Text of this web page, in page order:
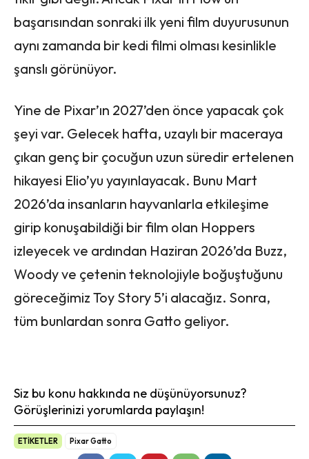
başarısından sonraki ilk yeni film duyurusunun
aynı zamanda bir kedi filmi olması kesinlikle
şanslı görünüyor.
Yine de Pixar’ın 2027’den önce yapacak çok
şeyi var. Gelecek hafta, uzaylı bir maceraya
çıkan genç bir çocuğun uzun süredir ertelenen
hikayesi Elio’yu yayınlayacak. Bunu Mart
2026’da insanların hayvanlarla etkileşime
girip konuşabildiği bir film olan Hoppers
izleyecek ve ardından Haziran 2026’da Buzz,
Woody ve çetenin teknolojiyle boğuştuğunu
göreceğimiz Toy Story 5’i alacağız. Sonra,
tüm bunlardan sonra Gatto geliyor.
Siz bu konu hakkında ne düşünüyorsunuz?
Görüşlerinizi yorumlarda paylaşın!
ETİKETLER Pixar Gatto